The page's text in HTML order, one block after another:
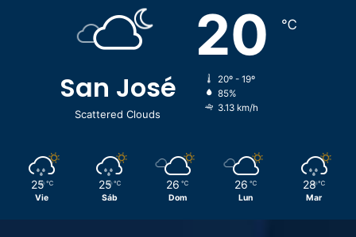
San José
Scattered Clouds
20 ℃
20º - 19º
85%
3.13 km/h
25 ℃
Vie
25 ℃
Sáb
26 ℃
Dom
26 ℃
Lun
28 ℃
Mar